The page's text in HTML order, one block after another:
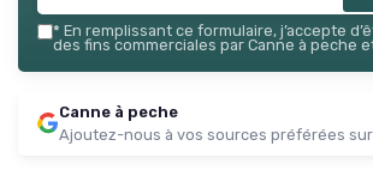
* En remplissant ce formulaire, j’accepte
des fins commerciales par Canne à peche
Canne à peche
Ajoutez-nous à vos sources préférées